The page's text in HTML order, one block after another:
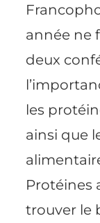
année ne
deux
les
ainsi que
Protéines
trouver le